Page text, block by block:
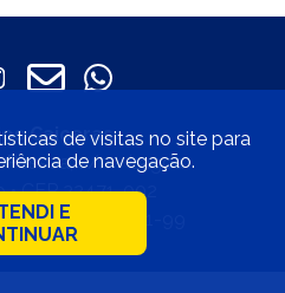
Caiçaras
Pessoa, s/n - Lagoa
• CEP 22471-002
33.597.550/0001-99
de visitas no site para
de navegação.
E